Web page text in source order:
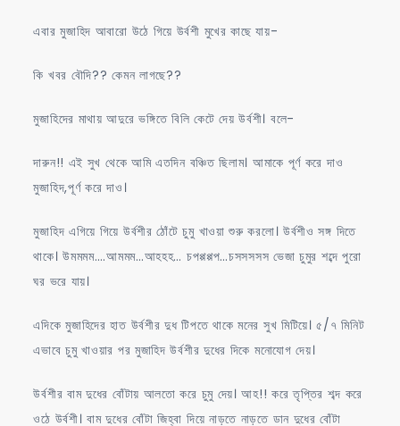
এবার মুজাহিদ আবারো উঠে গিয়ে উর্বশী মুখের কাছে যায়-
কি খবর বৌদি?? কেমন লাগছে??
মুজাহিদের মাথায় আদুরে ভঙ্গিতে বিলি কেটে দেয় উর্বশী। বলে-
দারুন!! এই সুখ থেকে আমি এতদিন বঞ্চিত ছিলাম। আমাকে পূর্ণ করে দাও
মুজাহিদ,পূর্ণ করে দাও।
মুজাহিদ এগিয়ে গিয়ে উর্বশীর ঠোঁটে চুমু খাওয়া শুরু করলো। উর্বশীও সঙ্গ দিতে
থাকে। উমমমম….আমমম…আহহহ… চপপ্পপ্পপ…চসসসসস ভেজা চুমুর শব্দে পুরো
ঘর ভরে যায়।
এদিকে মুজাহিদের হাত উর্বশীর দুধ টিপতে থাকে মনের সুখ মিটিয়ে। ৫/৭ মিনিট
এভাবে চুমু খাওয়ার পর মুজাহিদ উর্বশীর দুধের দিকে মনোযোগ দেয়।
উর্বশীর বাম দুধের বোঁটায় আলতো করে চুমু দেয়। আহ!! করে তৃপ্তির শব্দ করে
ওঠে উর্বশী। বাম দুধের বোঁটা জিহ্বা দিয়ে নাড়তে নাড়তে ডান দুধের বোঁটা